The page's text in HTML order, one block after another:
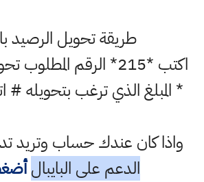
طريقة تحويل الرصيد
اكتب *215* الرقم
* المبلغ الذي ترغب بتحويله #
واذا كان عندك حساب وتريد
الدعم على البايبال